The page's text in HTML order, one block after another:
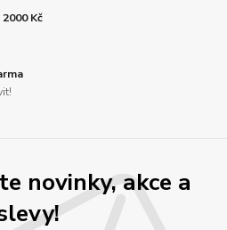
Kč
novinky, akce a